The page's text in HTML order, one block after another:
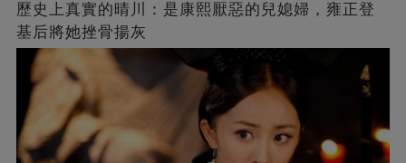
歷史上真實的晴川：是康熙厭惡的兒媳婦，雍正登
基后將她挫骨揚灰